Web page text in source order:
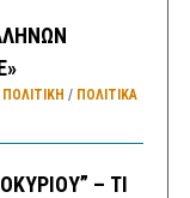
ΠΟΛΙΤΙΚΗ / ΠΟΛΙΤΙΚΆ
– ΤΙ